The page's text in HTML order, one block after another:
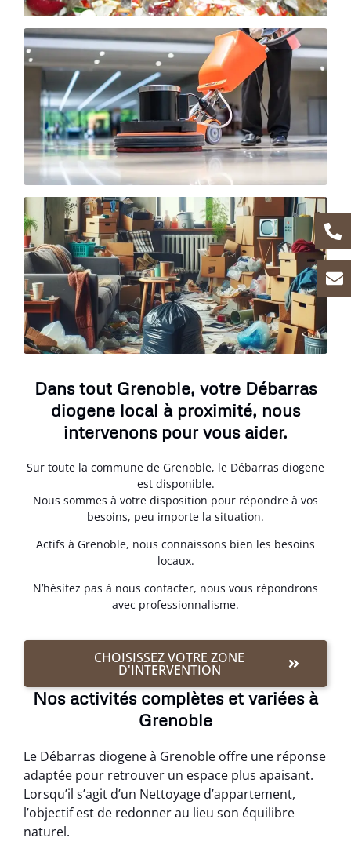
Dans tout Grenoble, votre Débarras
diogene local à proximité, nous
intervenons pour vous aider.
Sur toute la commune de Grenoble, le Débarras diogene
est disponible.
Nous sommes à votre disposition pour répondre à vos
besoins, peu importe la situation.
Actifs à Grenoble, nous connaissons bien les besoins
locaux.
N’hésitez pas à nous contacter, nous vous répondrons
avec professionnalisme.
CHOISISSEZ VOTRE ZONE
D'INTERVENTION
Nos activités complètes et variées à
Grenoble
Le Débarras diogene à Grenoble offre une réponse
adaptée pour retrouver un espace plus apaisant.
Lorsqu’il s’agit d’un Nettoyage d’appartement,
l’objectif est de redonner au lieu son équilibre
naturel.